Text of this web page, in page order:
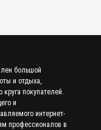
большой
и отдыха,
покупателей.
и
интернет-
профессионалов в